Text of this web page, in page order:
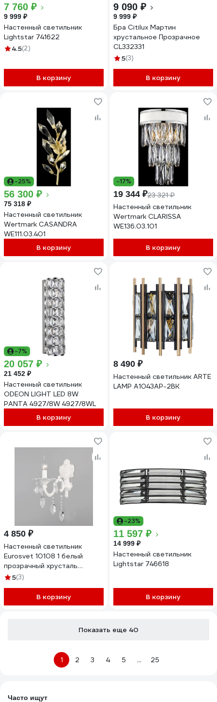
7 760 ₽
9 999 ₽
Настенный светильник
Lightstar 741622
4.5(2)
В корзину
9 090 ₽
9 999 ₽
Бра Citilux Мартин
хрустальное Прозрачное
CL332331
5(3)
В корзину
-25%
56 300 ₽
75 318 ₽
Настенный светильник
Wertmark CASANDRA
WE111.03.401
В корзину
-17%
19 344 ₽23 321 ₽
Настенный светильник
Wertmark CLARISSA
WE136.03.101
В корзину
-7%
20 057 ₽
21 452 ₽
Настенный светильник
ODEON LIGHT LED 8W
PANTA 4927/8W 4927/8WL
В корзину
8 490 ₽
Настенный светильник ARTE
LAMP A1043AP-2BK
В корзину
4 850 ₽
Настенный светильник
Eurosvet 10108 1 белый
прозрачный хрусталь
Strotskis a045450
5(3)
В корзину
-23%
11 597 ₽
14 999 ₽
Настенный светильник
Lightstar 746618
В корзину
Показать еще 40
1 2 3 4 5 ... 25
Часто ищут